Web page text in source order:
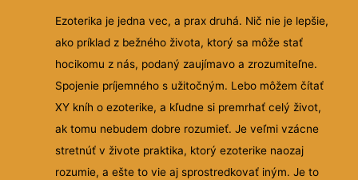
Ezoterika je jedna vec, a prax druhá. Nič nie je lepšie,
ako príklad z bežného života, ktorý sa môže stať
hocikomu z nás, podaný zaujímavo a zrozumiteľne.
Spojenie príjemného s užitočným. Lebo môžem čítať
XY kníh o ezoterike, a kľudne si premrhať celý život,
ak tomu nebudem dobre rozumieť. Je veľmi vzácne
stretnúť v živote praktika, ktorý ezoterike naozaj
rozumie, a ešte to vie aj sprostredkovať iným. Je to